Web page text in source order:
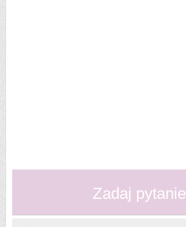
Zadaj pytanie